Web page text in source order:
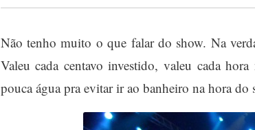
Não tenho muito o que falar do show. Na
Valeu cada centavo investido, valeu cada
pouca água pra evitar ir ao banheiro na hora